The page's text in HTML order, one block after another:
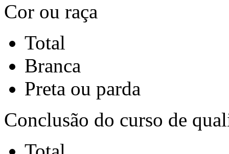
Cor ou raça
Total
Branca
Preta ou parda
Conclusão do curso de